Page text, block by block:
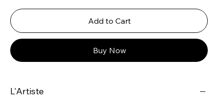
Add to Cart
Buy Now
L'Artiste